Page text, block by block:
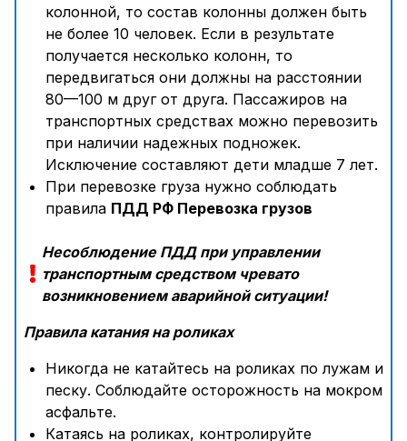
колонной, то состав колонны должен быть
не более 10 человек. Если в результате
получается несколько колонн, то
передвигаться они должны на расстоянии
80—100 м друг от друга. Пассажиров на
транспортных средствах можно перевозить
при наличии надежных подножек.
Исключение составляют дети младше 7 лет.
При перевозке груза нужно соблюдать
правила ПДД РФ Перевозка грузов
Несоблюдение ПДД при управлении
транспортным средством чревато
возникновением аварийной ситуации!
Правила катания на роликах
Никогда не катайтесь на роликах по лужам и
песку. Соблюдайте осторожность на мокром
асфальте.
Катаясь на роликах, контролируйте